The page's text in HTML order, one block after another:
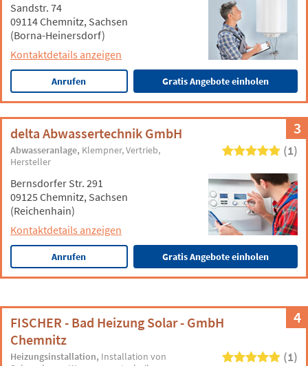
Sandstr. 74
09114 Chemnitz, Sachsen
(Borna-Heinersdorf)
Kontaktdetails anzeigen
Anrufen Gratis Angebote einholen
3
delta Abwassertechnik GmbH
Abwasseranlage Klempner Vertrieb
Hersteller
(1)
Bernsdorfer Str. 291
09125 Chemnitz, Sachsen
(Reichenhain)
Kontaktdetails anzeigen
Anrufen Gratis Angebote einholen
4
FISCHER - Bad Heizung Solar - GmbH
Chemnitz
Heizungsinstallation Installation von
(1)